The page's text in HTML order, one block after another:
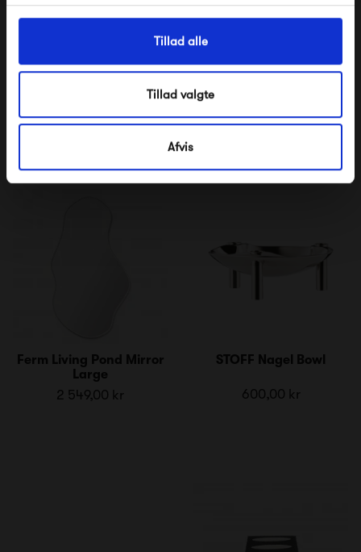
Tillad alle
Tillad valgte
Afvis
Pappelina Dana
File Under Pop Paint
Ferm Living Pond Mirror
Large
2 549,00 kr
STOFF Nagel Bowl
600,00 kr